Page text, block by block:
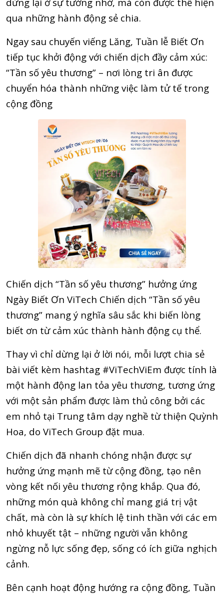
qua những hành động sẻ chia.
Ngay sau chuyến viếng Lăng, Tuần lễ Biết Ơn
tiếp tục khởi động với chiến dịch đầy cảm xúc:
“Tần số yêu thương” – nơi lòng tri ân được
chuyển hóa thành những việc làm tử tế trong
cộng đồng
Chiến dịch “Tần số yêu thương” hưởng ứng
Ngày Biết Ơn ViTech Chiến dịch “Tần số yêu
thương” mang ý nghĩa sâu sắc khi biến lòng
biết ơn từ cảm xúc thành hành động cụ thể.
Thay vì chỉ dừng lại ở lời nói, mỗi lượt chia sẻ
bài viết kèm hashtag #ViTechViEm được tính là
một hành động lan tỏa yêu thương, tương ứng
với một sản phẩm được làm thủ công bởi các
em nhỏ tại Trung tâm dạy nghề từ thiện Quỳnh
Hoa, do ViTech Group đặt mua.
Chiến dịch đã nhanh chóng nhận được sự
hưởng ứng mạnh mẽ từ cộng đồng, tạo nên
vòng kết nối yêu thương rộng khắp. Qua đó,
những món quà không chỉ mang giá trị vật
chất, mà còn là sự khích lệ tinh thần với các em
nhỏ khuyết tật – những người vẫn không
ngừng nỗ lực sống đẹp, sống có ích giữa nghịch
cảnh.
Bên cạnh hoạt động hướng ra cộng đồng, Tuần